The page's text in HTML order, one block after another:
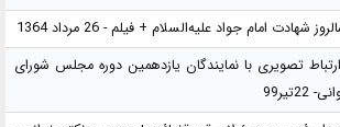
شهادت امام جواد علیه‌السلام + فیلم - 26 مرداد 1364
تصویری با نمایندگان یازدهمین دوره مجلس شورای